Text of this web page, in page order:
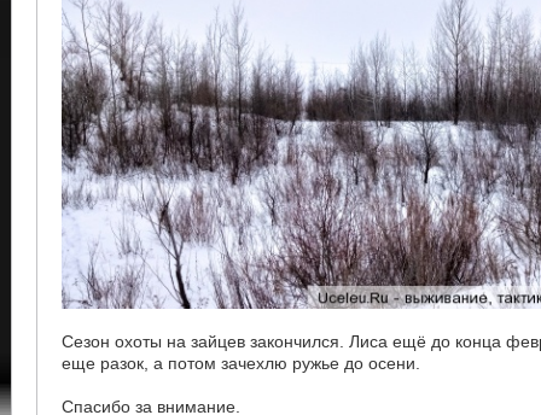
Сезон охоты на зайцев закончился. Лиса ещë до конца
еще разок, а потом зачехлю ружье до осени.
Спасибо за внимание.